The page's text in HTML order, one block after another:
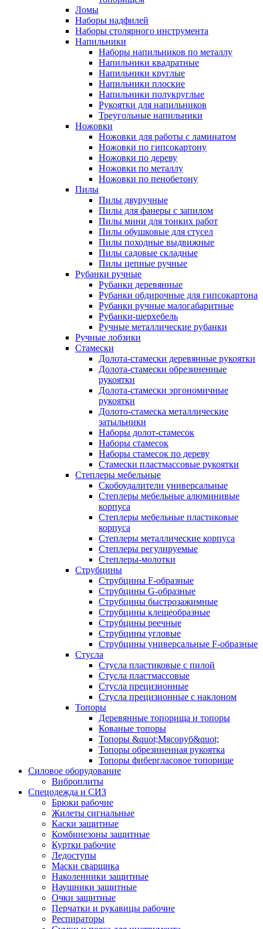
Ломы
Наборы надфилей
Наборы столярного инструмента
Напильники
Наборы напильников по металлу
Напильники квадратные
Напильники круглые
Напильники плоские
Напильники полукруглые
Рукоятки для напильников
Треугольные напильники
Ножовки
Ножовки для работы с ламинатом
Ножовки по гипсокартону
Ножовки по дереву
Ножовки по металлу
Ножовки по пенобетону
Пилы
Пилы двуручные
Пилы для фанеры с запилом
Пилы мини для тонких работ
Пилы обушковые для стусел
Пилы походные выдвижные
Пилы садовые складные
Пилы цепные ручные
Рубанки ручные
Рубанки деревянные
Рубанки обдирочные для гипсокартона
Рубанки ручные малогабаритные
Рубанки-шерхебель
Ручные металлические рубанки
Ручные лобзики
Стамески
Долота-стамески деревянные рукоятки
Долота-стамески обрезиненные
рукоятки
Долота-стамески эргономичные
рукоятки
Долото-стамеска металлические
затыльники
Наборы долот-стамесок
Наборы стамесок
Наборы стамесок по дереву
Стамески пластмассовые рукоятки
Степлеры мебельные
Скобоудалители универсальные
Степлеры мебельные алюминивые
корпуса
Степлеры мебельные пластиковые
корпуса
Степлеры металлические корпуса
Степлеры регулируемые
Степлеры-молотки
Струбцины
Струбцины F-образные
Струбцины G-образные
Струбцины быстрозажимные
Струбцины клещеобразные
Струбцины реечные
Струбцины угловые
Струбцины универсальные F-образные
Стусла
Стусла пластиковые с пилой
Стусла пластмассовые
Стусла прецизионные
Стусла прецизионные с наклоном
Топоры
Деревянные топорища и топоры
Кованые топоры
Топоры &quot;Мясоруб&quot;
Топоры обрезиненная рукоятка
Топоры фибергласовое топорище
Силовое оборудование
Виброплиты
Спецодежда и СИЗ
Брюки рабочие
Жилеты сигнальные
Каски защитные
Комбинезоны защитные
Куртки рабочие
Ледоступы
Маски сварщика
Наколенники защитные
Наушники защитные
Очки защитные
Перчатки и рукавицы рабочие
Респираторы